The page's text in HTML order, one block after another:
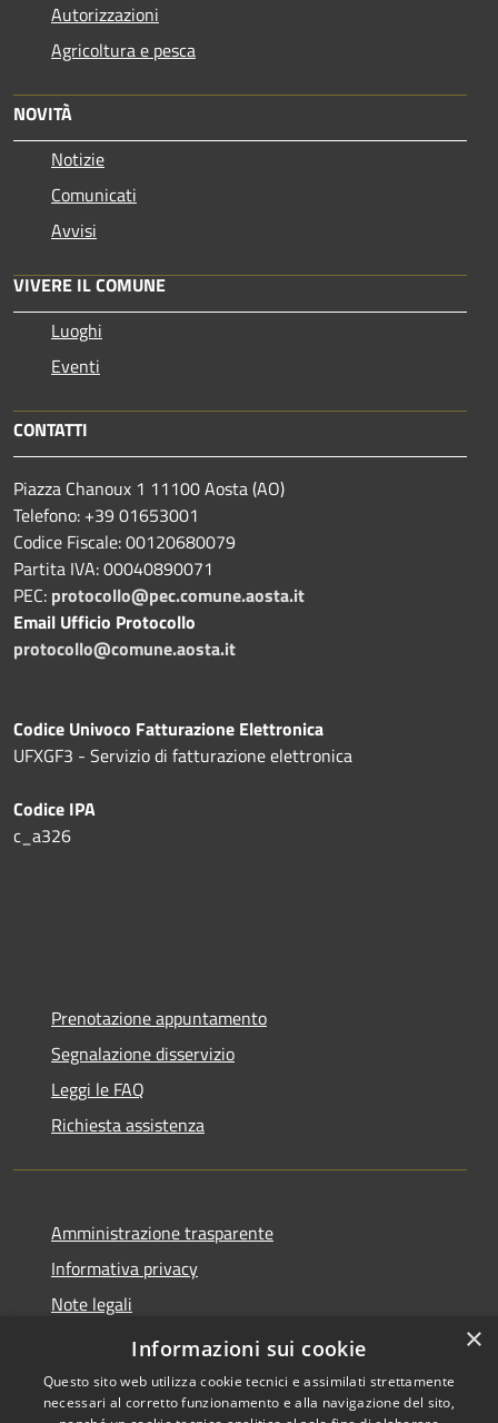
Autorizzazioni
Agricoltura e pesca
NOVITÀ
Notizie
Comunicati
Avvisi
VIVERE IL COMUNE
Luoghi
Eventi
CONTATTI
Piazza Chanoux 1 11100 Aosta (AO)
Telefono: +39 01653001
Codice Fiscale: 00120680079
Partita IVA: 00040890071
PEC: protocollo@pec.comune.aosta.it
Email Ufficio Protocollo
protocollo@comune.aosta.it
Codice Univoco Fatturazione Elettronica
UFXGF3 - Servizio di fatturazione elettronica
Codice IPA
c_a326
Prenotazione appuntamento
Segnalazione disservizio
Leggi le FAQ
Richiesta assistenza
Amministrazione trasparente
Informativa privacy
Note legali
Dichiarazione di accessibilità
×
Informazioni sui cookie
Questo sito web utilizza cookie tecnici e assimilati strettamente
necessari al corretto funzionamento e alla navigazione del sito,